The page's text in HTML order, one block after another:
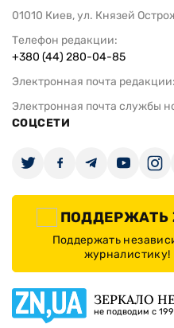
01010 Киев, ул. Князей
Телефон редакции:
+380 (44) 280-04-85
Электронная почта редакции:
Электронная почта службы
СОЦСЕТИ
ПОДДЕРЖАТЬ
Поддержать
журналистику!
ЗЕРКАЛО
не подводим с